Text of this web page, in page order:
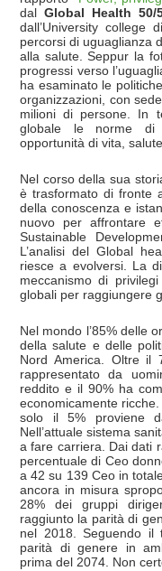
dalGlobal Health 50/
dall’University
percorsi di uguaglianza
alla salute. Seppur la
progressi verso
ha esaminato le
organizzazioni, con
milioni di persone. In
globale le norme di
opportunità di vita,
Nel corso della sua
è trasformato di fronte
della conoscenza e
nuovo per affrontare
Sustainable
L’analisi del Global
riesce a evolversi. La
meccanismo di
globali per raggiungere
Nel mondo l’85% delle
della salute e delle
Nord America. Oltre il
rappresentato da
reddito e il 90% ha
economicamente
solo il 5% proviene
Nell’attuale sistema
a fare carriera. Dai dati
percentuale di Ceo
a 42 su 139 Ceo in
ancora in misura
28% dei gruppi
raggiunto la parità di
nel 2018. Seguendo il
parità di genere in
prima del 2074. Non